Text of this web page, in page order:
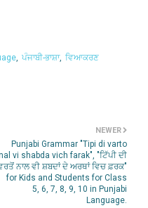
ਪੰਜਾਬੀ-ਭਾਸ਼ਾ ਵਿਆਕਰਣ
NEWER
Punjabi Grammar "Tipi di varto
vi shabda vich farak", "ਟਿੱਪੀ ਦੀ
ਨਾਲ ਵੀ ਸ਼ਬਦਾਂ ਦੇ ਅਰਥਾਂ ਵਿਚ ਫ਼ਰਕ"
for Kids and Students for Class
5, 6, 7, 8, 9, 10 in Punjabi
Language.